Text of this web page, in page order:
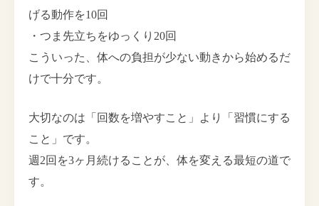
げる動作を10回
・つま先立ちをゆっくり20回
こういった、体への負担が少ない動きから始めるだ
けで十分です。
大切なのは「回数を増やすこと」より「習慣にする
こと」です。
週2回を3ヶ月続けることが、体を変える最短の道で
す。